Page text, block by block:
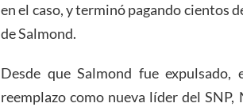
en el caso, y terminó pagando cientos
de Salmond.
Desde que Salmond fue
reemplazo como nueva líder del